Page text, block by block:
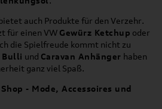
auch Produkte für den Verzehr.
für einen VW Gewürz Ketchup oder
die Spielfreude kommt nicht zu
Bulli und Caravan Anhänger haben
ganz viel Spaß.
- Mode, Accessoires und